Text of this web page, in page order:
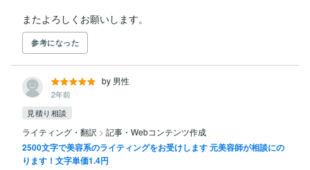
またよろしくお願いします。
参考になった
by 男性
2年前
見積り相談
ライティング・翻訳 > 記事・Webコンテンツ作成
2500文字で美容系のライティングをお受けします 元美容師が相談にの
ります！文字単価1.4円